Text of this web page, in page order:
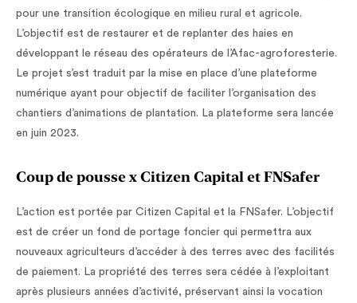
pour une transition écologique en milieu rural et agricole.
L’objectif est de restaurer et de replanter des haies en
développant le réseau des opérateurs de l’Afac-agroforesterie.
Le projet s’est traduit par la mise en place d’une plateforme
numérique ayant pour objectif de faciliter l’organisation des
chantiers d’animations de plantation. La plateforme sera lancée
en juin 2023.
Coup de pousse x Citizen Capital et FNSafer
L’action est portée par Citizen Capital et la FNSafer. L’objectif
est de créer un fond de portage foncier qui permettra aux
nouveaux agriculteurs d’accéder à des terres avec des facilités
de paiement. La propriété des terres sera cédée à l’exploitant
après plusieurs années d’activité, préservant ainsi la vocation